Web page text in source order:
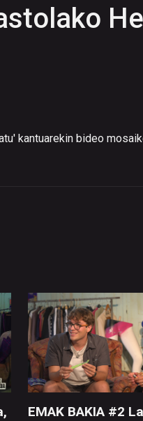
kantuarekin bideo
EMAK BAKIA #2